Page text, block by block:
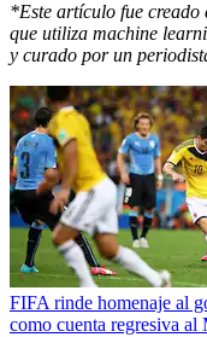
*Este artículo fue
que utiliza machine
y curado por un
FIFA rinde homenaje al
como cuenta regresiva